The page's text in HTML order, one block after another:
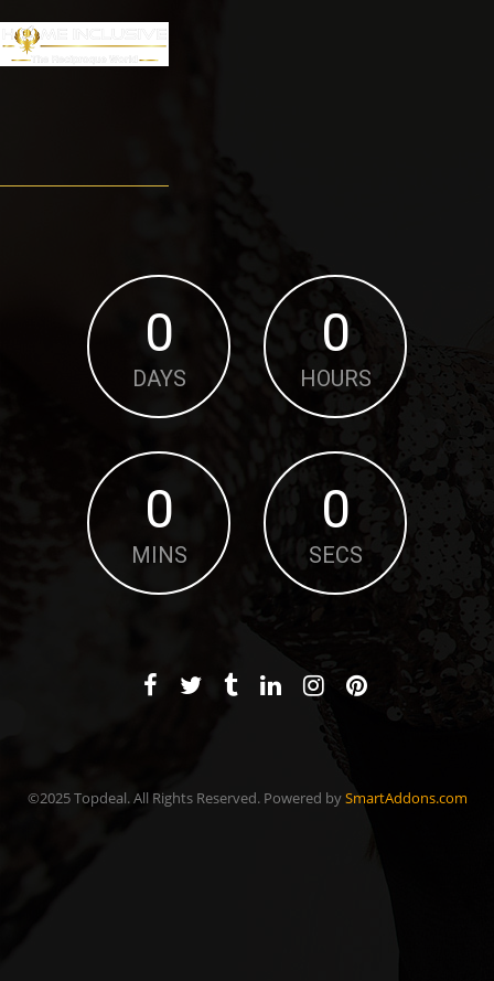
0
DAYS
0
HOURS
0
MINS
0
SECS
©2025 Topdeal. All Rights Reserved. Powered bySmartAddons.com